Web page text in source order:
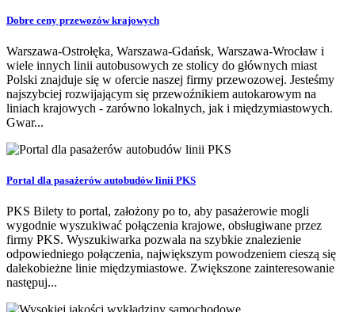
Dobre ceny przewozów krajowych
Warszawa-Ostrołęka, Warszawa-Gdańsk, Warszawa-Wrocław i
wiele innych linii autobusowych ze stolicy do głównych miast
Polski znajduje się w ofercie naszej firmy przewozowej. Jesteśmy
najszybciej rozwijającym się przewoźnikiem autokarowym na
liniach krajowych - zarówno lokalnych, jak i międzymiastowych.
Gwar...
Portal dla pasażerów autobudów linii PKS
PKS Bilety to portal, założony po to, aby pasażerowie mogli
wygodnie wyszukiwać połączenia krajowe, obsługiwane przez
firmy PKS. Wyszukiwarka pozwala na szybkie znalezienie
odpowiedniego połączenia, największym powodzeniem cieszą się
dalekobieżne linie międzymiastowe. Zwiększone zainteresowanie
następuj...